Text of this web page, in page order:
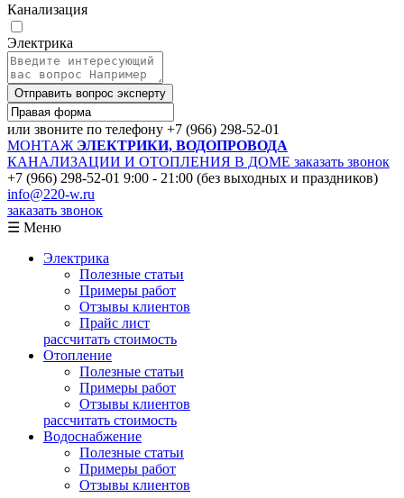
Канализация
Электрика
Отправить вопрос эксперту
или звоните по телефону +7 (966) 298-52-01
МОНТАЖ ЭЛЕКТРИКИ, ВОДОПРОВОДА
КАНАЛИЗАЦИИ И ОТОПЛЕНИЯ В ДОМЕ заказать звонок
+7 (966) 298-52-01 9:00 - 21:00 (без выходных и праздников)
info@220-w.ru
заказать звонок
☰ Меню
Электрика
Полезные статьи
Примеры работ
Отзывы клиентов
Прайс лист
рассчитать стоимость
Отопление
Полезные статьи
Примеры работ
Отзывы клиентов
рассчитать стоимость
Водоснабжение
Полезные статьи
Примеры работ
Отзывы клиентов